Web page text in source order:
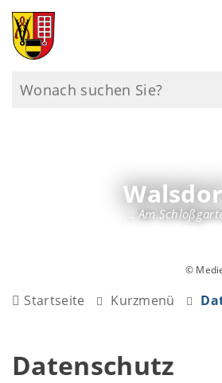
... Am
©
Startseite Kurzmenü
Datenschutz